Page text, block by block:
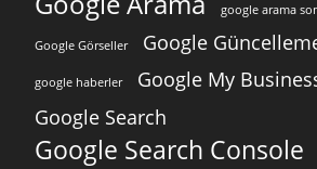
google arama
Google Görseller Google
google haberler Google My
Google Search
Google Search Console